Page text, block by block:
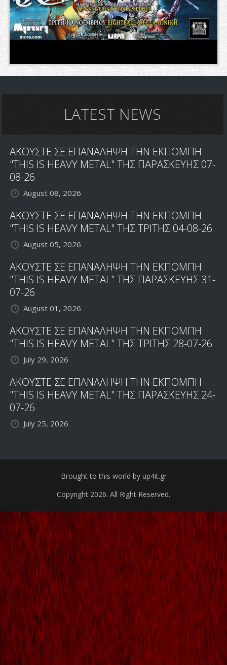
LATEST NEWS
ΑΚΟΥΣΤΕ ΣΕ ΕΠΑΝΑΛΗΨΗ ΤΗΝ ΕΚΠΟΜΠΗ
"THIS IS HEAVY METAL" ΤΗΣ ΠΑΡΑΣΚΕΥΗΣ 07-
08-26
August 08, 2026
ΑΚΟΥΣΤΕ ΣΕ ΕΠΑΝΑΛΗΨΗ ΤΗΝ ΕΚΠΟΜΠΗ
"THIS IS HEAVY METAL" ΤΗΣ ΤΡΙΤΗΣ 04-08-26
August 05, 2026
ΑΚΟΥΣΤΕ ΣΕ ΕΠΑΝΑΛΗΨΗ ΤΗΝ ΕΚΠΟΜΠΗ
"THIS IS HEAVY METAL" ΤΗΣ ΠΑΡΑΣΚΕΥΗΣ 31-
07-26
August 01, 2026
ΑΚΟΥΣΤΕ ΣΕ ΕΠΑΝΑΛΗΨΗ ΤΗΝ ΕΚΠΟΜΠΗ
"THIS IS HEAVY METAL" ΤΗΣ ΤΡΙΤΗΣ 28-07-26
July 29, 2026
ΑΚΟΥΣΤΕ ΣΕ ΕΠΑΝΑΛΗΨΗ ΤΗΝ ΕΚΠΟΜΠΗ
"THIS IS HEAVY METAL" ΤΗΣ ΠΑΡΑΣΚΕΥΗΣ 24-
07-26
July 25, 2026
Brought to this world by up4it.gr
Copyright 2026. All Right Reserved.